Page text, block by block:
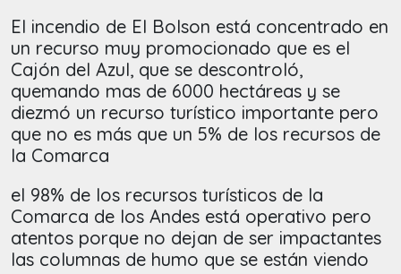
El incendio de El Bolson está concentrado en
un recurso muy promocionado que es el
Cajón del Azul, que se descontroló,
quemando mas de 6000 hectáreas y se
diezmó un recurso turístico importante pero
que no es más que un 5% de los recursos de
la Comarca
el 98% de los recursos turísticos de la
Comarca de los Andes está operativo pero
atentos porque no dejan de ser impactantes
las columnas de humo que se están viendo